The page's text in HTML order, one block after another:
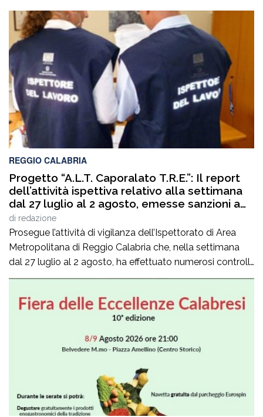
REGGIO CALABRIA
Progetto “A.L.T. Caporalato T.R.E.”: Il report
dell’attività ispettiva relativo alla settimana
dal 27 luglio al 2 agosto, emesse sanzioni a
cantieri nel Reggino
di redazione
Prosegue l’attività di vigilanza dell’Ispettorato di Area
Metropolitana di Reggio Calabria che, nella settimana
dal 27 luglio al 2 agosto, ha effettuato numerosi controlli
nell’ambito delle operazioni coordinate dalla locale
progetto “A.L.T. Caporalato T.R.E.”, gli ispettori hanno
accertato diverse irregolarità. In un cantiere
dell’Aspromonte sono stati trovati quattro lavoratori […]